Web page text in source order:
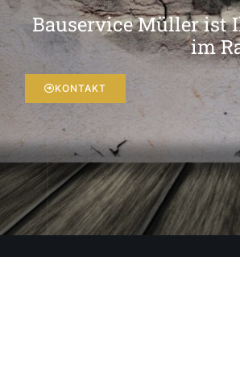
Bauservice Müller ist
im
KONTAKT